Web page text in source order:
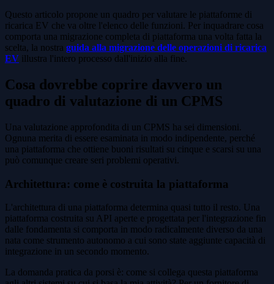
Questo articolo propone un quadro per valutare le piattaforme di
ricarica EV che va oltre l'elenco delle funzioni. Per inquadrare cosa
comporta una migrazione completa di piattaforma una volta fatta la
scelta, la nostra guida alla migrazione delle operazioni di ricarica
EV illustra l'intero processo dall'inizio alla fine.
Cosa dovrebbe coprire davvero un
quadro di valutazione di un CPMS
Una valutazione approfondita di un CPMS ha sei dimensioni.
Ognuna merita di essere esaminata in modo indipendente, perché
una piattaforma che ottiene buoni risultati su cinque e scarsi su una
può comunque creare seri problemi operativi.
Architettura: come è costruita la piattaforma
L'architettura di una piattaforma determina quasi tutto il resto. Una
piattaforma costruita su API aperte e progettata per l'integrazione fin
dalle fondamenta si comporta in modo radicalmente diverso da una
nata come strumento autonomo a cui sono state aggiunte capacità di
integrazione in un secondo momento.
La domanda pratica da porsi è: come si collega questa piattaforma